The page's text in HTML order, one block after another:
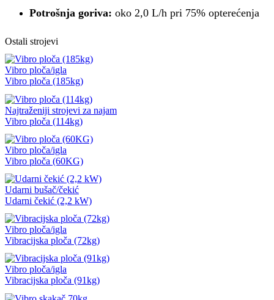
Potrošnja goriva: oko 2,0 L/h pri 75% opterećenja
Ostali strojevi
Vibro ploča/igla
Vibro ploča (185kg)
Najtraženiji strojevi za najam
Vibro ploča (114kg)
Vibro ploča/igla
Vibro ploča (60KG)
Udarni bušač/čekić
Udarni čekić (2,2 kW)
Vibro ploča/igla
Vibracijska ploča (72kg)
Vibro ploča/igla
Vibracijska ploča (91kg)